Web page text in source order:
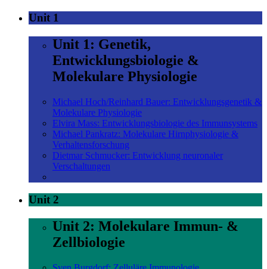
Unit 1
Unit 1: Genetik,
Entwicklungsbiologie &
Molekulare Physiologie
Michael Hoch/Reinhard Bauer: Entwicklungsgenetik &
Molekulare Physiologie
Elvira Mass: Entwicklungsbiologie des Immunsystems
Michael Pankratz: Molekulare Hirnphysiologie &
Verhaltensforschung
Dietmar Schmucker: Entwicklung neuronaler
Verschaltungen
Unit 2
Unit 2: Molekulare Immun- &
Zellbiologie